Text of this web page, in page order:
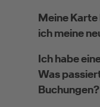
Meine
ich meine
Ich habe
Was
Buchungen?